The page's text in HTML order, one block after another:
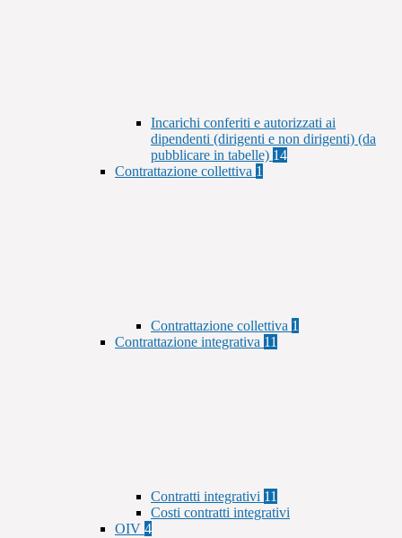
Incarichi conferiti e autorizzati ai
dipendenti (dirigenti e non dirigenti) (da
pubblicare in tabelle) 14
Contrattazione collettiva 1
Contrattazione collettiva 1
Contrattazione integrativa 11
Contratti integrativi 11
Costi contratti integrativi
OIV 4